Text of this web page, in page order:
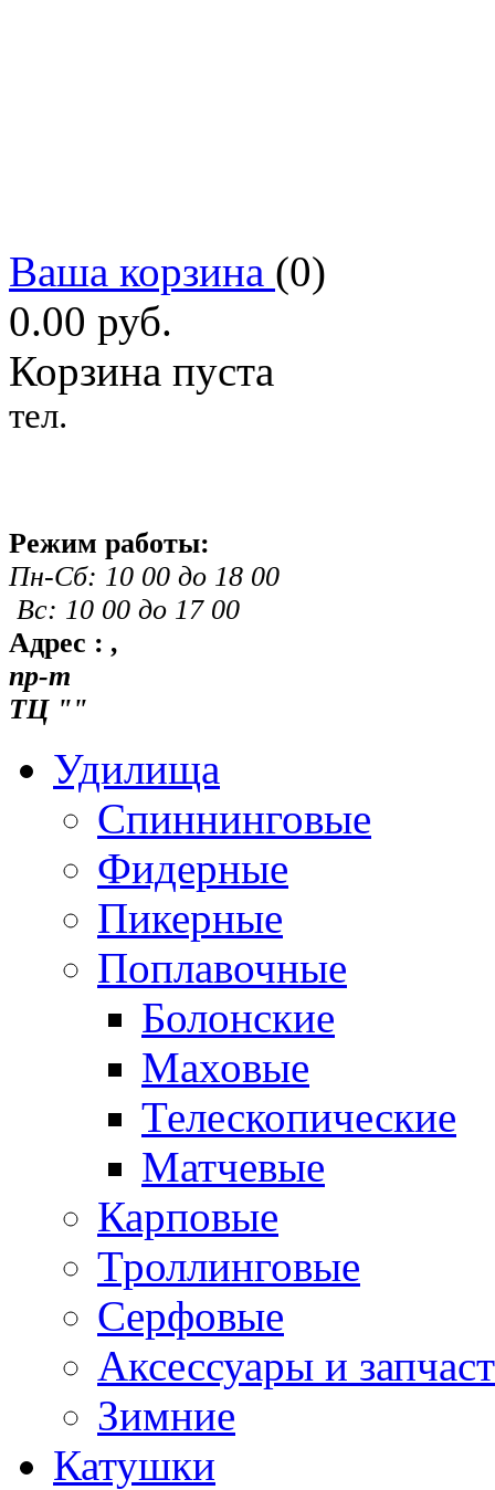
Ваша корзина (0)
0.00 руб.
Корзина пуста
тел.
Режим работы:
Пн-Сб: 10 00 до 18 00
Вс: 10 00 до 17 00
Адрес : ,
пр-т
ТЦ ""
Удилища
Спиннинговые
Фидерные
Пикерные
Поплавочные
Болонские
Маховые
Телескопические
Матчевые
Карповые
Троллинговые
Серфовые
Аксессуары и
Зимние
Катушки